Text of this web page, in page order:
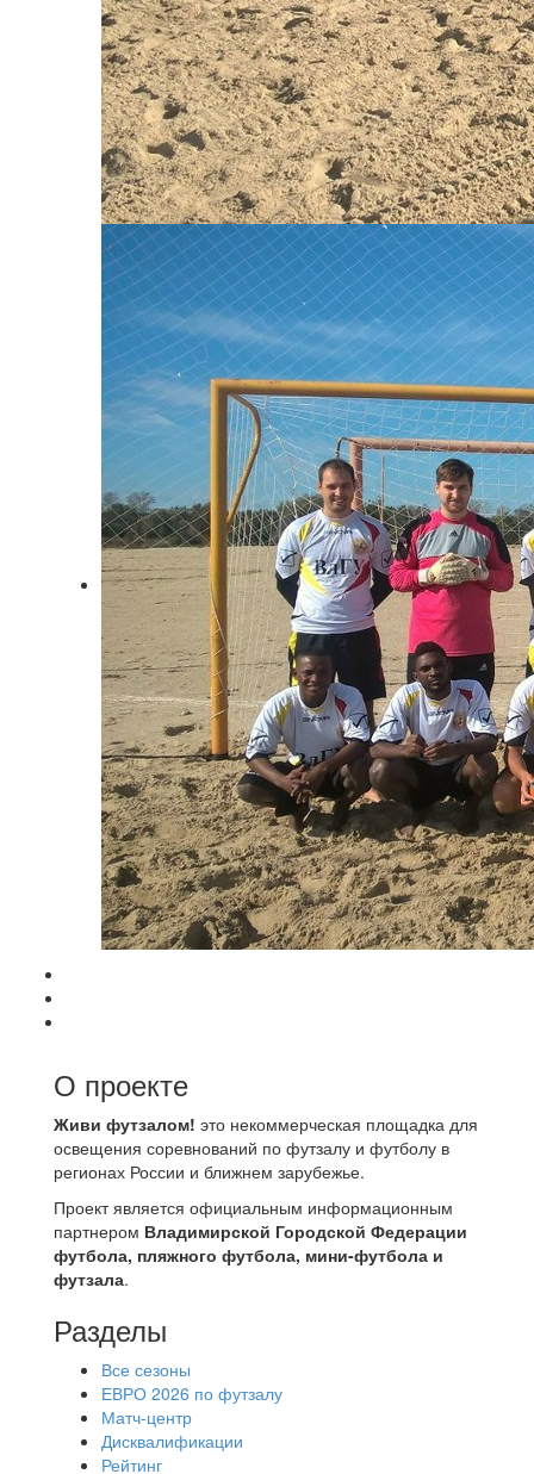
О проекте
Живи футзалом! это некоммерческая площадка для
освещения соревнований по футзалу и футболу в
регионах России и ближнем зарубежье.
Проект является официальным информационным
партнером Владимирской Городской Федерации
футбола, пляжного футбола, мини-футбола и
футзала.
Разделы
Все сезоны
ЕВРО 2026 по футзалу
Матч-центр
Дисквалификации
Рейтинг